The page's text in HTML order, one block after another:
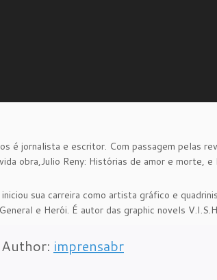
é jornalista e escritor. Com passagem pelas
obra,Julio Reny: Histórias de amor e morte,
iniciou sua carreira como artista gráfico e
e Herói. É autor das graphic novels
Author: imprensabr